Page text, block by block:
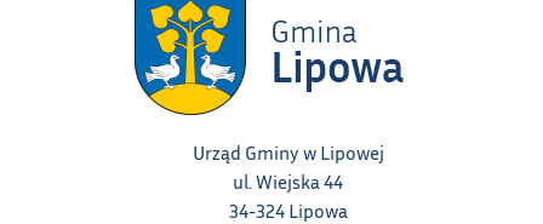
Urząd Gminy w Lipowej
ul. Wiejska 44
34-324 Lipowa